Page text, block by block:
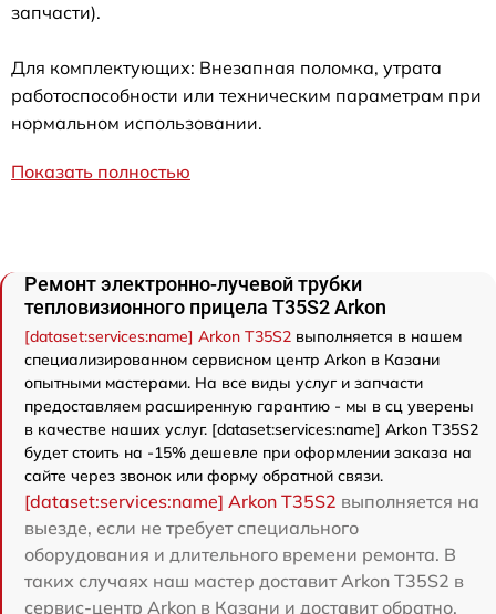
запчасти).
Для комплектующих: Внезапная поломка, утрата
работоспособности или техническим параметрам при
нормальном использовании.
Показать полностью
Ремонт электронно-лучевой трубки
тепловизионного прицела T35S2 Arkon
[dataset:services:name] Arkon T35S2 выполняется в нашем
специализированном сервисном центр Arkon в Казани
опытными мастерами. На все виды услуг и запчасти
предоставляем расширенную гарантию - мы в сц уверены
в качестве наших услуг. [dataset:services:name] Arkon T35S2
будет стоить на -15% дешевле при оформлении заказа на
сайте через звонок или форму обратной связи.
[dataset:services:name] Arkon T35S2 выполняется на
выезде, если не требует специального
оборудования и длительного времени ремонта. В
таких случаях наш мастер доставит Arkon T35S2 в
сервис-центр Arkon в Казани и доставит обратно.